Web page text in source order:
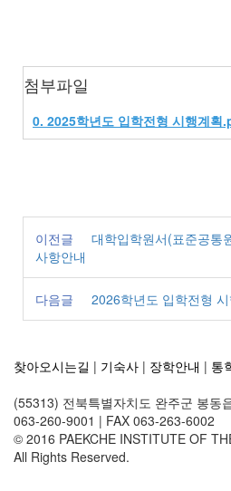
첨부파일
0. 2025학년도 입학전형 시행계획
이전글
대학입학원서(표준공통
사항안내
다음글 2026학년도 입학전형
찾아오시는길 | 기숙사 | 장학안내 | 통
(55313) 전북특별자치도 완주군 봉동
063-260-9001 | FAX 063-263-6002
© 2016 PAEKCHE INSTITUTE OF
All Rights Reserved.